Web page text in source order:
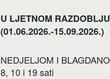
U LJETNOM RAZDOBLJU
(01.06.2026.-15.09.2026.)
NEDJELJOM I
8, 10 i 19 sati